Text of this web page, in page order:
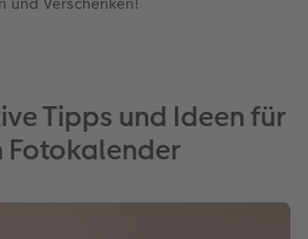
Tipps und Ideen für
Fotokalender